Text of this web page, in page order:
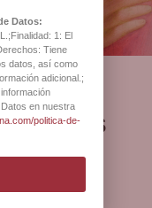
Datos:
1: El
Tiene
datos, así como
adicional.;
en nuestra
politica-de-